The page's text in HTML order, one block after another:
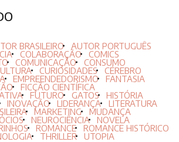
BRASILEIRO AUTOR PORTUGUÊS
COLABORAÇÃO COMICS
COMUNICAÇÃO CONSUMO
CURIOSIDADES CÉREBRO
EMPREENDEDORISMO FANTASIA
FICÇÃO CIENTÍFICA
FUTURO GATOS HISTÓRIA
INOVAÇÃO LIDERANÇA LITERATURA
MARKETING MUDANÇA
NEUROCIÊNCIA NOVELA
ROMANCE ROMANCE HISTÓRICO
THRILLER UTOPIA